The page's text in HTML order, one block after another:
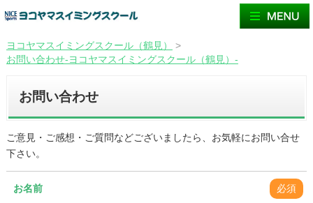
ヨコヤマスイミングスクール（鶴見）
>
お問い合わせ-ヨコヤマスイミングスクール（鶴見）-
お問い合わせ
ご意見・ご感想・ご質問などございましたら、お気軽にお問い合せ
下さい。
お名前 必須